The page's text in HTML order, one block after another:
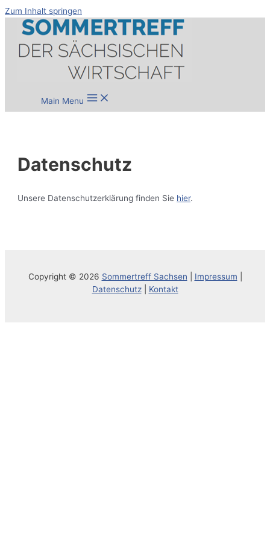
Zum Inhalt springen
Main Menu
Datenschutz
Unsere Datenschutzerklärung finden Sie hier.
Copyright © 2026 Sommertreff Sachsen Impressum
Datenschutz| Kontakt